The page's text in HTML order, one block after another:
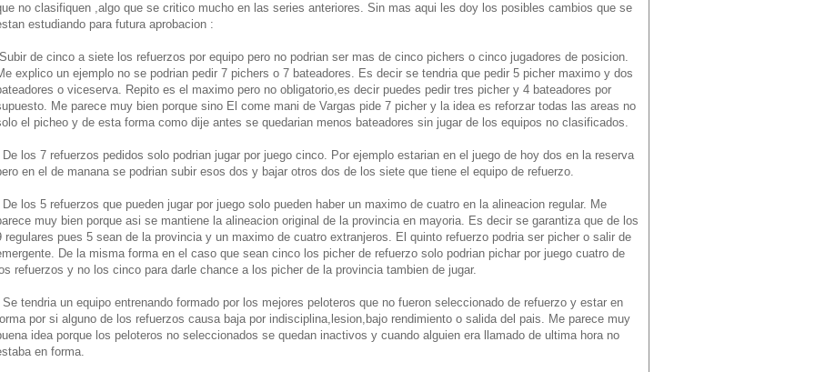
no clasifiquen ,algo que se critico mucho en las series anteriores. Sin mas aqui les doy los posibles cambios que se
estudiando para futura aprobacion :
de cinco a siete los refuerzos por equipo pero no podrian ser mas de cinco pichers o cinco jugadores de posicion.
explico un ejemplo no se podrian pedir 7 pichers o 7 bateadores. Es decir se tendria que pedir 5 picher maximo y dos
o viceserva. Repito es el maximo pero no obligatorio,es decir puedes pedir tres picher y 4 bateadores por
Me parece muy bien porque sino El come mani de Vargas pide 7 picher y la idea es reforzar todas las areas no
el picheo y de esta forma como dije antes se quedarian menos bateadores sin jugar de los equipos no clasificados.
De los 7 refuerzos pedidos solo podrian jugar por juego cinco. Por ejemplo estarian en el juego de hoy dos en la reserva
en el de manana se podrian subir esos dos y bajar otros dos de los siete que tiene el equipo de refuerzo.
De los 5 refuerzos que pueden jugar por juego solo pueden haber un maximo de cuatro en la alineacion regular. Me
muy bien porque asi se mantiene la alineacion original de la provincia en mayoria. Es decir se garantiza que de los
regulares pues 5 sean de la provincia y un maximo de cuatro extranjeros. El quinto refuerzo podria ser picher o salir de
De la misma forma en el caso que sean cinco los picher de refuerzo solo podrian pichar por juego cuatro de
refuerzos y no los cinco para darle chance a los picher de la provincia tambien de jugar.
Se tendria un equipo entrenando formado por los mejores peloteros que no fueron seleccionado de refuerzo y estar en
por si alguno de los refuerzos causa baja por indisciplina,lesion,bajo rendimiento o salida del pais. Me parece muy
idea porque los peloteros no seleccionados se quedan inactivos y cuando alguien era llamado de ultima hora no
en forma.